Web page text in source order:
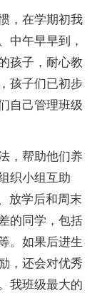
，在学期初我
中午早早到，
孩子，耐心教
孩子们已初步
自己管理班级
，帮助他们养
织小组互助
放学后和周末
的同学，包括
。如果后进生
，还会对优秀
我班级最大的